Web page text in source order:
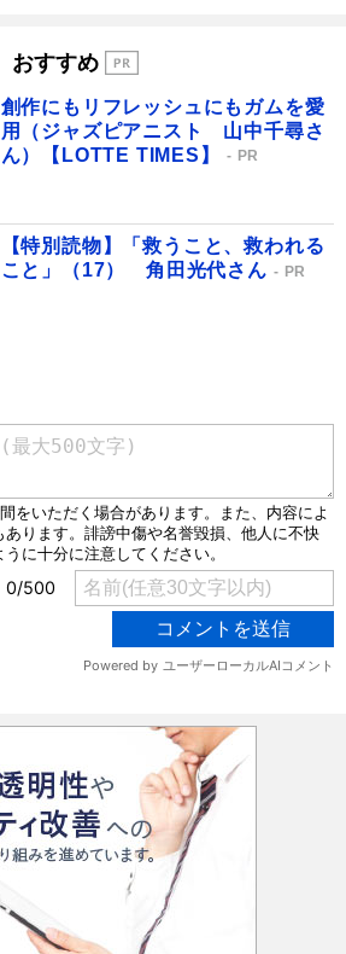
おすすめ
創作にもリフレッシュにもガムを愛
用（ジャズピアニスト 山中千尋さ
ん）【LOTTE TIMES】
PR
【特別読物】「救うこと、救われる
こと」（17） 角田光代さん
PR